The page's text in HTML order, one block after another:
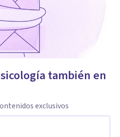
también en
exclusivos